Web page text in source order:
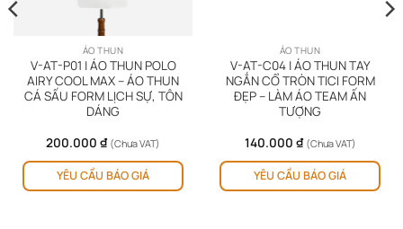
ÁO THUN
V-AT-P01 | ÁO THUN POLO
AIRY COOL MAX – ÁO THUN
CÁ SẤU FORM LỊCH SỰ, TÔN
DÁNG
200.000 ₫ (Chưa VAT)
YÊU CẦU BÁO GIÁ
ÁO THUN
V-AT-C04 | ÁO THUN TAY
NGẮN CỔ TRÒN TICI FORM
ĐẸP – LÀM ÁO TEAM ẤN
TƯỢNG
140.000 ₫ (Chưa VAT)
YÊU CẦU BÁO GIÁ